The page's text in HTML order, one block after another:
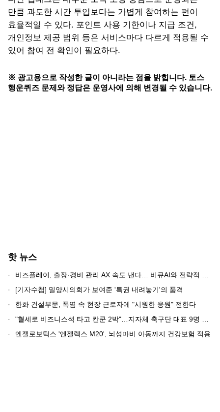
만큼 과도한 시간 투입보다는 가볍게 참여하는 편이
효율적일 수 있다. 포인트 사용 기한이나 지급 조건,
개인정보 제공 범위 등은 서비스마다 다르게 적용될 수
있어 참여 전 확인이 필요하다.
※ 광고용으로 작성한 글이 아니라는 점을 밝힙니다. 토스
행운퀴즈 문제와 정답은 운영사에 의해 변경될 수 있습니다.
핫 뉴스
·
비즈플레이, 출장·경비 관리 AX 속도 낸다… 비큐AI와 전략적 제휴
·
[기자수첩] 밀양시의회가 보여준 '특권 내려놓기'의 품격
·
한화 건설부문, 폭염 속 현장 근로자에 "시원한 응원" 전한다
·
"혈세로 비즈니스석 타고 칸쿤 2박"…지자체 축구단 대표 9명 고발된다
·
엔젤로보틱스 '엔젤렉스 M20', 뇌성마비 아동까지 건강보험 적용